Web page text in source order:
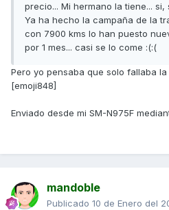
precio... Mi hermano la tiene...
Ya ha hecho la campaña de la
con 7900 kms lo han puesto
por 1 mes... casi se lo come :(:(
Pero yo pensaba que solo fallaba
[emoji848]
Enviado desde mi SM-N975F
mandoble
Publicado 10 de Enero del